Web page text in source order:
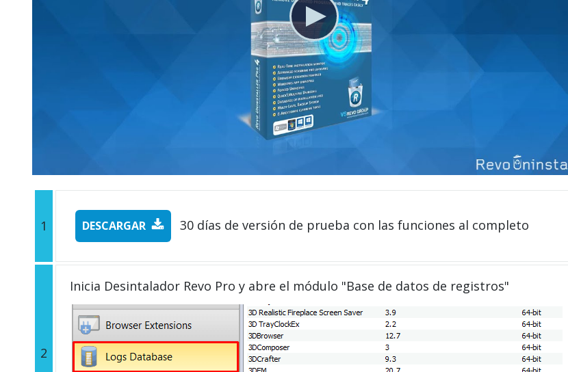
1 DESCARGAR 30 días de versión de prueba con las funciones al completo
2
Inicia Desintalador Revo Pro y abre el módulo "Base de datos de registros"